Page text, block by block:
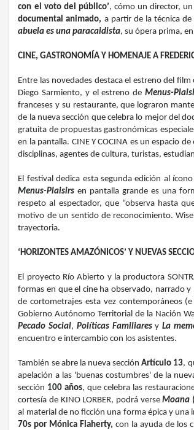
con el voto del público’, cómo un director, un
documental animado, a partir de la técnica
abuela es una paracaidista, su ópera prima,
CINE, GASTRONOMÍA Y HOMENAJE A
Entre las novedades destaca el estreno del
Diego Sarmiento, y el estreno de Menus-
franceses y su restaurante, que lograron
de la nueva sección que celebra lo mejor del
gratuita de propuestas gastronómicas
en la pantalla. CINE Y COCINA es un espacio
disciplinas, agentes de cultura, turistas,
El festival dedica esta segunda edición al
Menus-Plaisirs en pantalla grande es una
respeto al espectador, que “observa hasta
motivo de un sentido de reconocimiento.
trayectoria.
‘HORIZONTES AMAZÓNICOS’ Y NUEVAS
El proyecto Río Abierto y la productora
formas en que el cine ha observado, narrado
de cortometrajes esta vez contemporáneos
Gobierno Autónomo Territorial de la Nación
Pecado Social, Políticas FamiliaresyLa
encuentro e intercambio con los asistentes.
También se abre la nueva sección Artículo 13,
apelación a las 'buenas costumbres' de la
sección 100 años, que celebra las
cortesía de KINO LORBER, podrá verseMoana
al material de no ficción una forma épica y una
70s por Mónica Flaherty, con la ayuda de los